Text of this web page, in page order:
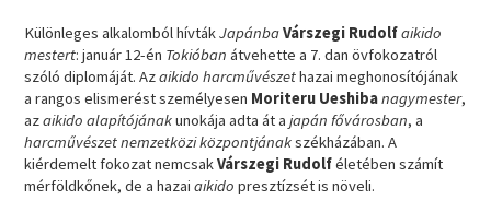
Különleges alkalomból hívtákJapánbaVárszegi Rudolfaikido
mestert: január 12-én Tokióban átvehette a 7. dan övfokozatról
szóló diplomáját. Azaikido harcművészethazai meghonosítójának
a rangos elismerést személyesen Moriteru Ueshibanagymester,
azaikido alapítójánakunokája adta át a japán fővárosban, a
harcművészet nemzetközi központjánakszékházában. A
kiérdemelt fokozat nemcsakVárszegi Rudolféletében számít
mérföldkőnek, de a hazaiaikido presztízsét is növeli.